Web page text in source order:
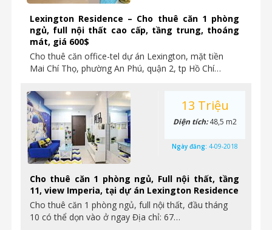
Lexington Residence – Cho thuê căn 1 phòng
ngủ, full nội thất cao cấp, tầng trung, thoáng
mát, giá 600$
Cho thuê căn office-tel dự án Lexington, mặt tiền
Mai Chí Thọ, phường An Phú, quận 2, tp Hồ Chí…
Cho thuê căn 1 phòng ngủ, Full nội thất, tầng
11, view Imperia, tại dự án Lexington Residence
Cho thuê căn 1 phòng ngủ, full nội thất, đầu tháng
10 có thể dọn vào ở ngay Địa chỉ: 67…
13 Triệu
Diện tích:48,5 m2
Ngày đăng: 4-09-2018